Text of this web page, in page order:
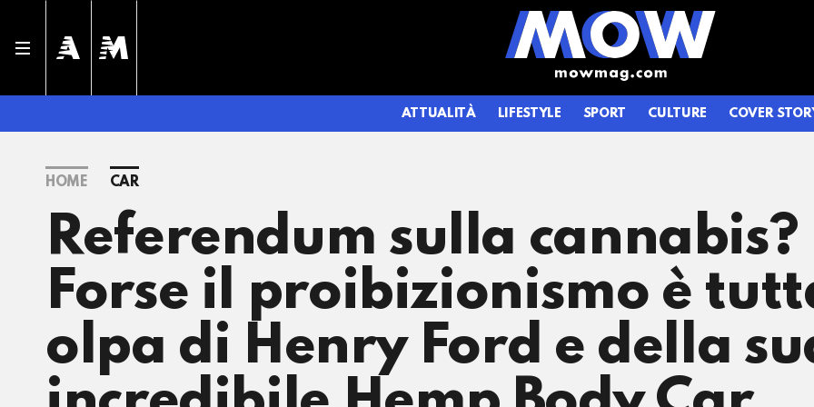
ATTUALITÀ LIFESTYLE SPORT CULTURE COVER
HOME CAR
Referendum sulla cannabis?
Forse il proibizionismo è
olpa di Henry Ford e della